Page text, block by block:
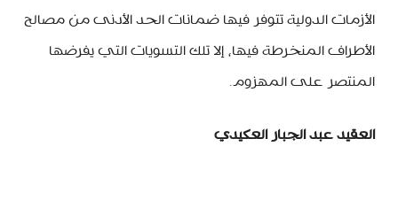
الأزمات الدولية تتوفر فيها ضمانات الحد الأدنى من مصالح
الأطراف المنخرطة فيها، إلا تلك التسويات التي يفرضها
المنتصر على المهزوم.
العقيد عبد الجبار العكيدي